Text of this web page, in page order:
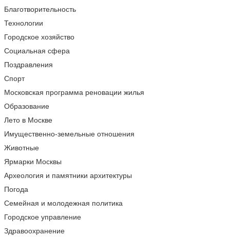
Благотворительность
Технологии
Городское хозяйство
Социальная сфера
Поздравления
Спорт
Московская программа реновации жилья
Образование
Лето в Москве
Имущественно-земельные отношения
Животные
Ярмарки Москвы
Археология и памятники архитектуры
Погода
Семейная и молодежная политика
Городское управление
Здравоохранение